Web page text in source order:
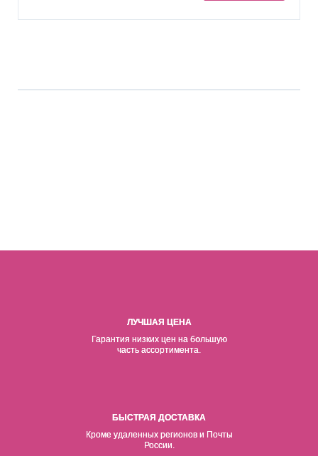
ЛУЧШАЯ ЦЕНА
Гарантия низких цен на большую
часть ассортимента.
БЫСТРАЯ ДОСТАВКА
Кроме удаленных регионов и Почты
России.